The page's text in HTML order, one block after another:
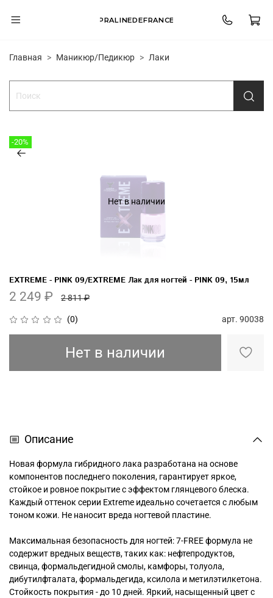
PRALINEDEFRANCE
Главная Маникюр/Педикюр Лаки
Нет в наличии
-20%
(0) арт. 90038
EXTREME - PINK 09/EXTREME Лак для ногтей - PINK 09, 15мл
2 249 ₽ 2 811 ₽
Нет в наличии
Описание
Новая формула гибридного лака разработана на основе
компонентов последнего поколения, гарантирует яркое,
стойкое и ровное покрытие с эффектом глянцевого блеска.
Каждый оттенок серии Extreme идеально сочетается с любым
тоном кожи. Не наносит вреда ногтевой пластине.
Максимальная безопасность для ногтей: 7-FREE формула не
содержит вредных веществ, таких как: нефтепродуктов,
свинца, формальдегидной смолы, камфоры, толуола,
дибутилфталата, формальдегида, ксилола и метилэтилкетона.
Стойкость покрытия - до 10 дней. Яркий, насыщенный цвет с